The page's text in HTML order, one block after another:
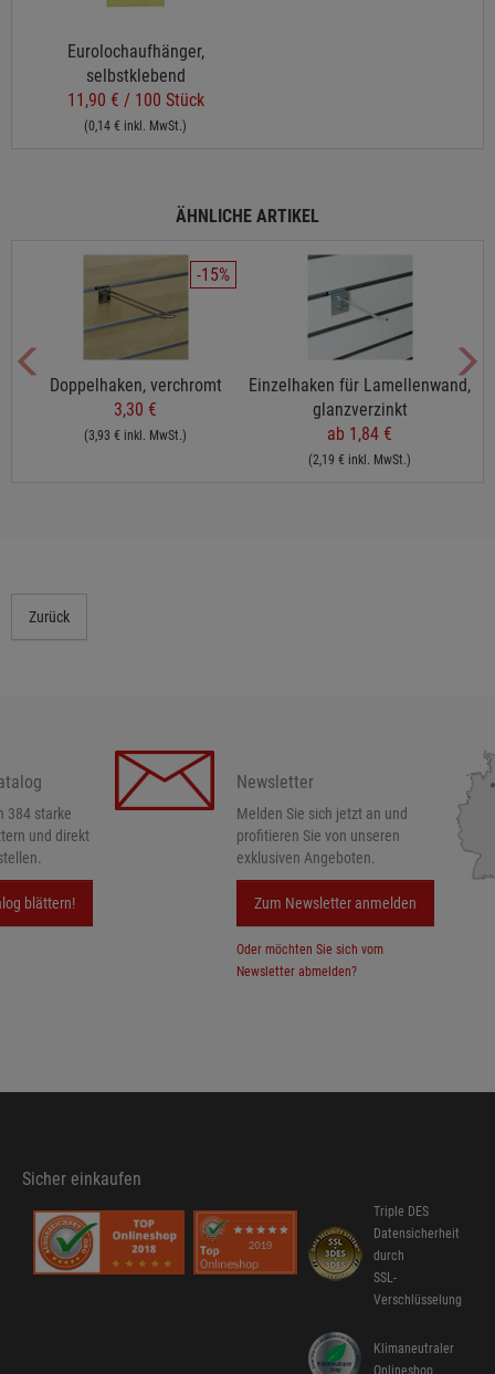
Eurolochaufhänger,
selbstklebend
11,90 € / 100 Stück
(0,14 € inkl. MwSt.)
ÄHNLICHE ARTIKEL
Doppelhaken, verchromt
3,30 €
(3,93 € inkl. MwSt.)
-15%
Einzelhaken für Lamellenwand,
glanzverzinkt
ab 1,84 €
(2,19 € inkl. MwSt.)
Zurück
384 starke
und direkt
blättern!
Newsletter
Melden Sie sich jetzt an und
profitieren Sie von unseren
exklusiven Angeboten.
Zum Newsletter anmelden
Oder möchten Sie sich vom
Newsletter abmelden?
Sicher einkaufen
Triple DES
Datensicherheit
durch
SSL-
Verschlüsselung
Klimaneutraler